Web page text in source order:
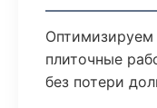
Оптимизируем
плиточные
без потери